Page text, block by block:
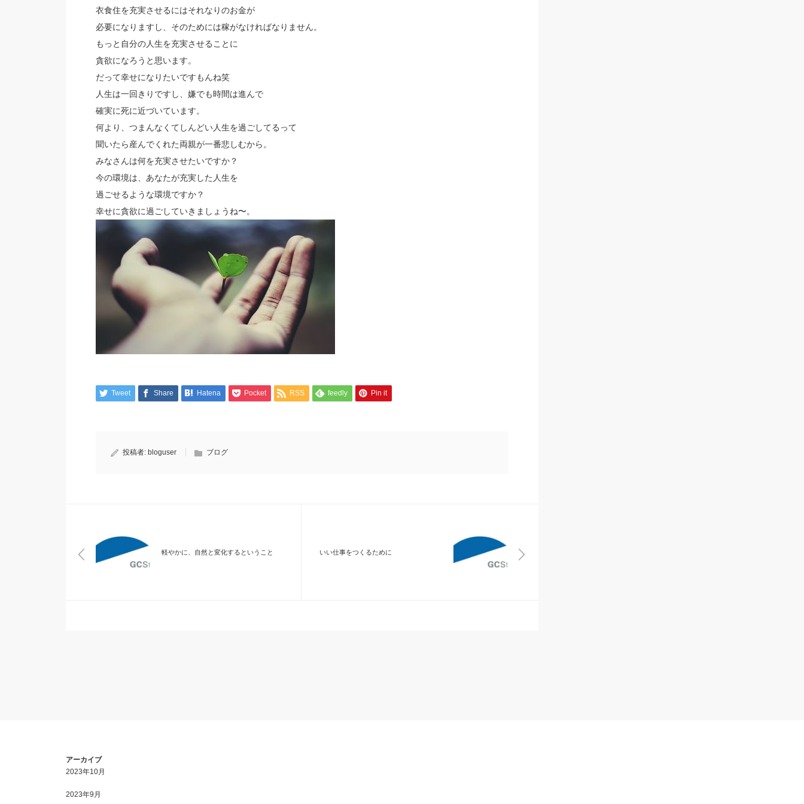
衣食住を充実させるにはそれなりのお金が
必要になりますし、そのためには稼がなければなりません。
もっと自分の人生を充実させることに
貪欲になろうと思います。
だって幸せになりたいですもんね笑
人生は一回きりですし、嫌でも時間は進んで
確実に死に近づいています。
何より、つまんなくてしんどい人生を過ごしてるって
聞いたら産んでくれた両親が一番悲しむから。
みなさんは何を充実させたいですか？
今の環境は、あなたが充実した人生を
過ごせるような環境ですか？
幸せに貪欲に過ごしていきましょうね〜。
Tweet Share Hatena Pocket RSS feedly Pin it
投稿者: bloguser ブログ
軽やかに、自然と変化するということ いい仕事をつくるために
アーカイブ
2023年10月
2023年9月